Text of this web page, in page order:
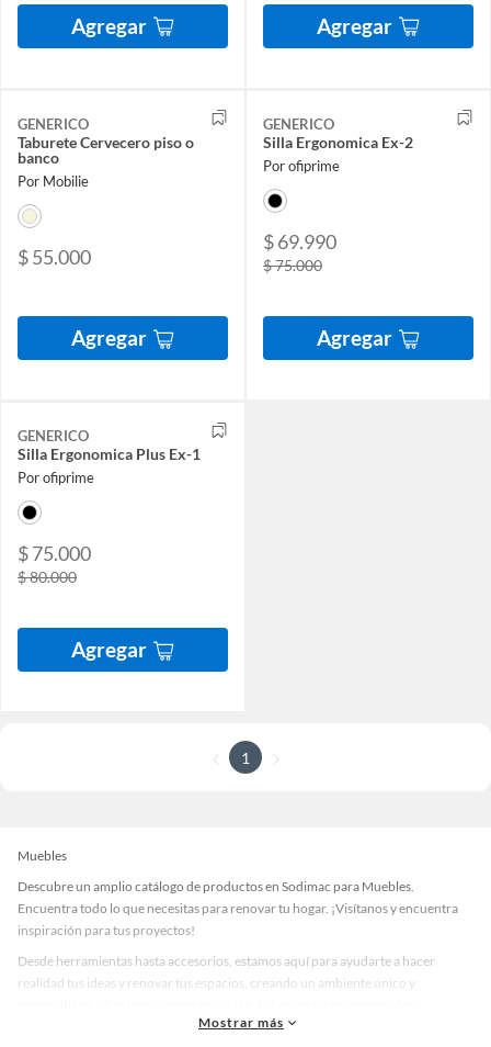
Agregar Agregar
GENERICO
Taburete Cervecero piso o
banco
Por Mobilie
$ 55.000
Agregar
GENERICO
Silla Ergonomica Ex-2
Por ofiprime
$ 69.990
$ 75.000
Agregar
GENERICO
Silla Ergonomica Plus Ex-1
Por ofiprime
$ 75.000
$ 80.000
Agregar
1
Muebles
Descubre un amplio catálogo de productos en Sodimac para Muebles.
Encuentra todo lo que necesitas para renovar tu hogar. ¡Visítanos y encuentra
inspiración para tus proyectos!
Desde herramientas hasta accesorios, estamos aquí para ayudarte a hacer
realidad tus ideas y renovar tus espacios, creando un ambiente único y
accesorios de calidad que te ayudarán a crear un espacio más tú.
Mostrar más